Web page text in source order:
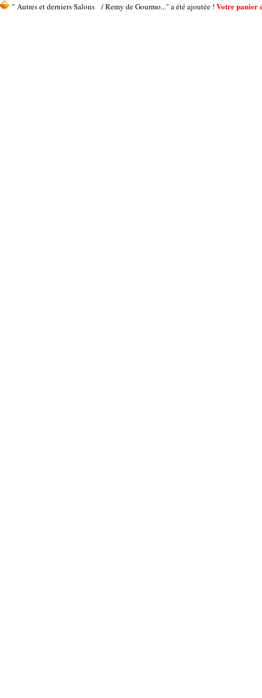
" Autres et derniers Salons / Remy de Gourmo..." a été ajoutée ! Votre panier